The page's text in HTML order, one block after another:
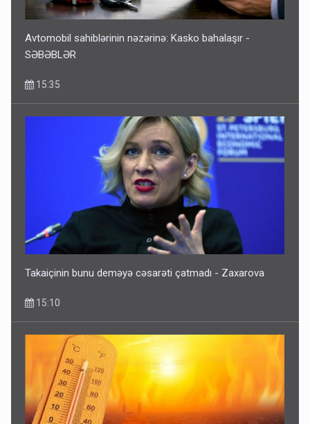
Avtomobil sahiblərinin nəzərinə: Kasko bahalaşır -
SƏBƏBLƏR
15:35
Takaiçinin bunu deməyə cəsarəti çatmadı - Zaxarova
15:10